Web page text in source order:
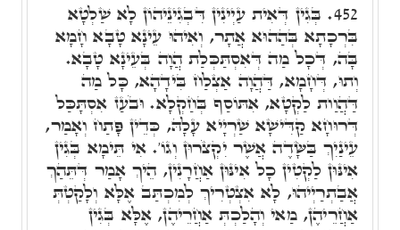
452. בְּגִין דְּאִית עַיְינִין דִּבְגִינֵיהוֹן לָא שַׁלְטָא
בִּרְכָתָא בְּהַהוּא אֲתָר, וְאִיהוּ עֵינָא טָבָא חָמָא
בָּה, דְּכָל מַה דְּאִסְתַּכְּלַת הֲוָה בְּעֵינָא טָבָא.
וְתוּ, דְּחָמָא, דַּהֲוָה אַצְלַח בִּידָהָא, כָּל מַה
דַּהֲוַות לַקְטָא, אִתּוֹסַף בְּחַקְלָא. וּבֹעַז אִסְתָּכַּל
דְּרוּחָא קַדִּישָׁא שַׁרְיָיא עָלָהּ, כְּדֵין פָּתַח וְאָמַר,
עֵינַיִךְ בַּשָּׂדֶה אֲשֶׁר יִקְצֹרוּן וְגוֹ'. אִי תֵּימָא בְּגִין
אִינּוּן לַקְטִין כָל אִינּוּן אַחֲרָנִין, הֵיךְ אָמַר דְּתֵּהַךְ
אֲבַתְרַיְיהוּ, לָא אִצְטְרִיךְ לְמִכְתַּב אֶלָּא וְלָקַטְתְּ
אַחֲרֵיהֶן, מַאי וְהָלַכְתְּ אַחֲרֵיהֶן, אֶלָּא בְּגִין